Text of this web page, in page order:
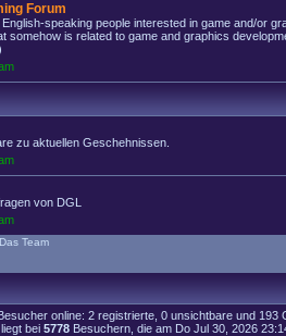
Forum
speaking people interested in game and/or
somehow is related to game and graphics
zu aktuellen Geschehnissen.
von DGL
Das Team
online: 2 registrierte, 0 unsichtbare und
bei 5778 Besuchern, die am Do Jul 30, 2026